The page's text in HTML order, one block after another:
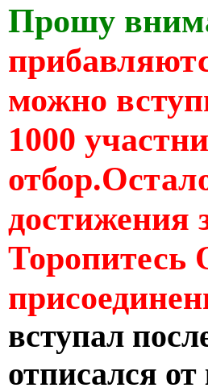
Прошу
можно
1000
достижения
Торопитесь
вступал
отписался